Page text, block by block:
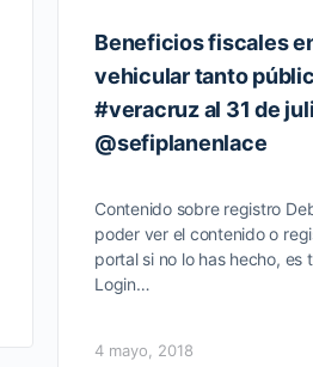
Beneficios fiscales
vehicular tanto
#veracruz al 31 de
@sefiplanenlace
Contenido sobre registro
poder ver el contenido o
portal si no lo has hecho, es
Login…
4 mayo, 2018